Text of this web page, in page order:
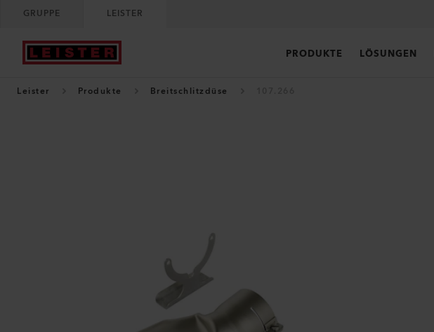
GRUPPE LEISTER
PRODUKTE LÖSUNGEN
Leister Produkte Breitschlitzdüse